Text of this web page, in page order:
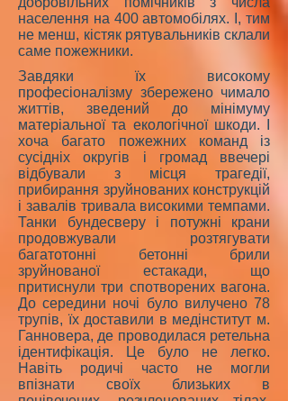
населення на 400 автомобілях. І, тим
не менш, кістяк рятувальників склали
саме пожежники.
Завдяки їх високому
професіоналізму збережено чимало
життів, зведений до мінімуму
матеріальної та екологічної шкоди. І
хоча багато пожежних команд із
сусідніх округів і громад ввечері
відбували з місця трагедії,
прибирання зруйнованих конструкцій
і завалів тривала високими темпами.
Танки бундесверу і потужні крани
продовжували розтягувати
багатотонні бетонні брили
зруйнованої естакади, що
притиснули три спотворених вагона.
До середини ночі було вилучено 78
трупів, їх доставили в медінститут м.
Ганновера, де проводилася ретельна
ідентифікація. Це було не легко.
Навіть родичі часто не могли
впізнати своїх близьких в